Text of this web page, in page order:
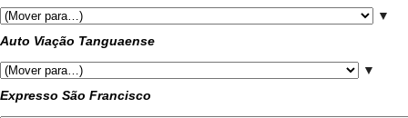
▼
Auto Viação Tanguaense
▼
Expresso São Francisco